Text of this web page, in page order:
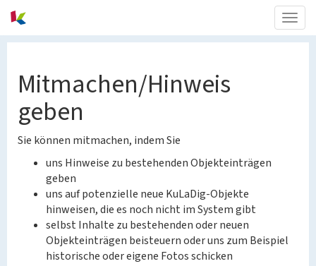
Mitmachen/Hinweis
geben
Sie können mitmachen, indem Sie
uns Hinweise zu bestehenden Objekteinträgen
geben
uns auf potenzielle neue KuLaDig-Objekte
hinweisen, die es noch nicht im System gibt
selbst Inhalte zu bestehenden oder neuen
Objekteinträgen beisteuern oder uns zum Beispiel
historische oder eigene Fotos schicken